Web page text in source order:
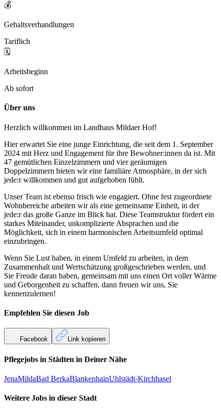
💰
Gehaltsverhandlungen
Tariflich
🗓️
Arbeitsbeginn
Ab sofort
Über uns
Herzlich willkommen im Landhaus Mildaer Hof!
Hier erwartet Sie eine junge Einrichtung, die seit dem 1. September
2024 mit Herz und Engagement für ihre Bewohner:innen da ist. Mit
47 gemütlichen Einzelzimmern und vier geräumigen
Doppelzimmern bieten wir eine familiäre Atmosphäre, in der sich
jede:r willkommen und gut aufgehoben fühlt.
Unser Team ist ebenso frisch wie engagiert. Ohne fest zugeordnete
Wohnbereiche arbeiten wir als eine gemeinsame Einheit, in der
jede:r das große Ganze im Blick hat. Diese Teamstruktur fördert ein
starkes Miteinander, unkomplizierte Absprachen und die
Möglichkeit, sich in einem harmonischen Arbeitsumfeld optimal
einzubringen.
Wenn Sie Lust haben, in einem Umfeld zu arbeiten, in dem
Zusammenhalt und Wertschätzung großgeschrieben werden, und
Sie Freude daran haben, gemeinsam mit uns einen Ort voller Wärme
und Geborgenheit zu schaffen, dann freuen wir uns, Sie
kennenzulernen!
Empfehlen Sie diesen Job
Facebook Link kopieren
Pflegejobs in Städten in Deiner Nähe
JenaMildaBad BerkaBlankenhainUhlstädt-Kirchhasel
Weitere Jobs in dieser Stadt